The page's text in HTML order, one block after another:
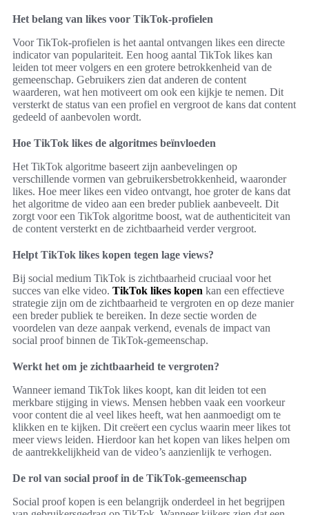
Het belang van likes voor TikTok-profielen
Voor TikTok-profielen is het aantal ontvangen likes een directe
indicator van populariteit. Een hoog aantal TikTok likes kan
leiden tot meer volgers en een grotere betrokkenheid van de
gemeenschap. Gebruikers zien dat anderen de content
waarderen, wat hen motiveert om ook een kijkje te nemen. Dit
versterkt de status van een profiel en vergroot de kans dat content
gedeeld of aanbevolen wordt.
Hoe TikTok likes de algoritmes beïnvloeden
Het TikTok algoritme baseert zijn aanbevelingen op
verschillende vormen van gebruikersbetrokkenheid, waaronder
likes. Hoe meer likes een video ontvangt, hoe groter de kans dat
het algoritme de video aan een breder publiek aanbeveelt. Dit
zorgt voor een TikTok algoritme boost, wat de authenticiteit van
de content versterkt en de zichtbaarheid verder vergroot.
Helpt TikTok likes kopen tegen lage views?
Bij social medium TikTok is zichtbaarheid cruciaal voor het
succes van elke video. TikTok likes kopen kan een effectieve
strategie zijn om de zichtbaarheid te vergroten en op deze manier
een breder publiek te bereiken. In deze sectie worden de
voordelen van deze aanpak verkend, evenals de impact van
social proof binnen de TikTok-gemeenschap.
Werkt het om je zichtbaarheid te vergroten?
Wanneer iemand TikTok likes koopt, kan dit leiden tot een
merkbare stijging in views. Mensen hebben vaak een voorkeur
voor content die al veel likes heeft, wat hen aanmoedigt om te
klikken en te kijken. Dit creëert een cyclus waarin meer likes tot
meer views leiden. Hierdoor kan het kopen van likes helpen om
de aantrekkelijkheid van de video’s aanzienlijk te verhogen.
De rol van social proof in de TikTok-gemeenschap
Social proof kopen is een belangrijk onderdeel in het begrijpen